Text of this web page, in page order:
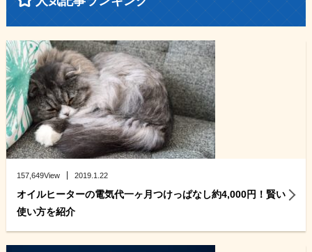
157,649View 2019.1.22
オイルヒーターの電気代一ヶ月つけっぱなし約4,000円！賢い
使い方を紹介